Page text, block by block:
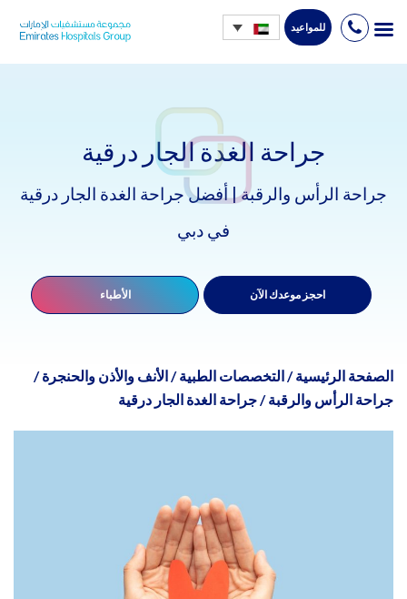
Skip
للمواعيد
جراحة الغدة الجار درقية
جراحة الرأس والرقبة | أفضل جراحة الغدة الجار درقية
في دبي
احجز موعدك الآن الأطباء
الصفحة الرئيسية /التخصصات الطبية /الأنف والأذن والحنجرة /
جراحة الرأس والرقبة /جراحة الغدة الجار درقية